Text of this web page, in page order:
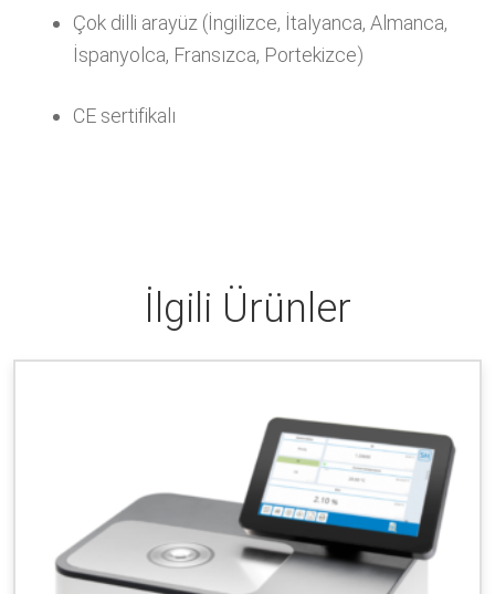
Çok dilli arayüz (İngilizce, İtalyanca, Almanca,
İspanyolca, Fransızca, Portekizce)
CE sertifikalı
İlgili Ürünler